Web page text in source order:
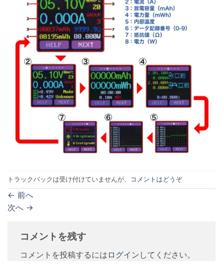
トラックバックは受け付けていませんが、 コメントはどうぞ
← 前へ
次へ →
コメントを残す
コメントを投稿するには ログイン してください。